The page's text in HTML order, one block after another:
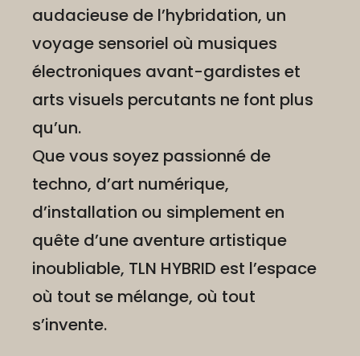
audacieuse de l’hybridation, un
voyage sensoriel où musiques
électroniques avant-gardistes et
arts visuels percutants ne font plus
qu’un.
Que vous soyez passionné de
techno, d’art numérique,
d’installation ou simplement en
quête d’une aventure artistique
inoubliable, TLN HYBRID est l’espace
où tout se mélange, où tout
s’invente.